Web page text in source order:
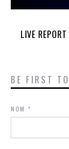
LIVE
BE FIRST
NOM*